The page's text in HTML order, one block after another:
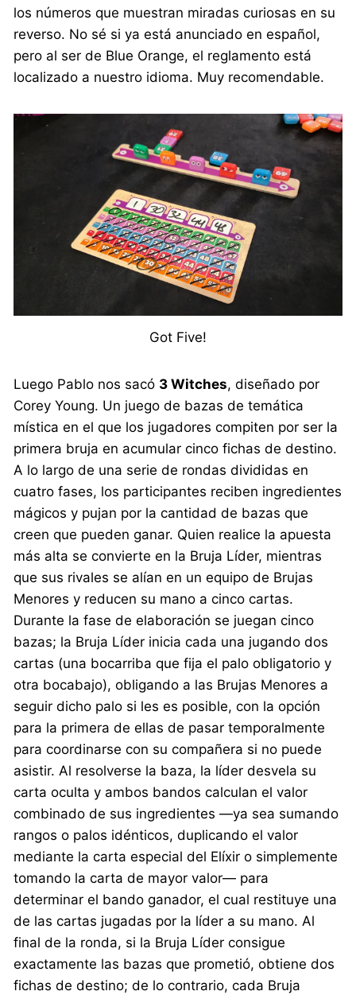
los números que muestran miradas curiosas en su
reverso. No sé si ya está anunciado en español,
pero al ser de Blue Orange, el reglamento está
localizado a nuestro idioma. Muy recomendable.
Got Five!
Luego Pablo nos sacó 3 Witches, diseñado por
Corey Young. Un juego de bazas de temática
mística en el que los jugadores compiten por ser la
primera bruja en acumular cinco fichas de destino.
A lo largo de una serie de rondas divididas en
cuatro fases, los participantes reciben ingredientes
mágicos y pujan por la cantidad de bazas que
creen que pueden ganar. Quien realice la apuesta
más alta se convierte en la Bruja Líder, mientras
que sus rivales se alían en un equipo de Brujas
Menores y reducen su mano a cinco cartas.
Durante la fase de elaboración se juegan cinco
bazas; la Bruja Líder inicia cada una jugando dos
cartas (una bocarriba que fija el palo obligatorio y
otra bocabajo), obligando a las Brujas Menores a
seguir dicho palo si les es posible, con la opción
para la primera de ellas de pasar temporalmente
para coordinarse con su compañera si no puede
asistir. Al resolverse la baza, la líder desvela su
carta oculta y ambos bandos calculan el valor
combinado de sus ingredientes —ya sea sumando
rangos o palos idénticos, duplicando el valor
mediante la carta especial del Elíxir o simplemente
tomando la carta de mayor valor— para
determinar el bando ganador, el cual restituye una
de las cartas jugadas por la líder a su mano. Al
final de la ronda, si la Bruja Líder consigue
exactamente las bazas que prometió, obtiene dos
fichas de destino; de lo contrario, cada Bruja